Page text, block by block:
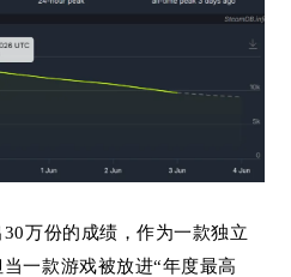
万份的成绩，作为一款独立
一款游戏被放进“年度最高